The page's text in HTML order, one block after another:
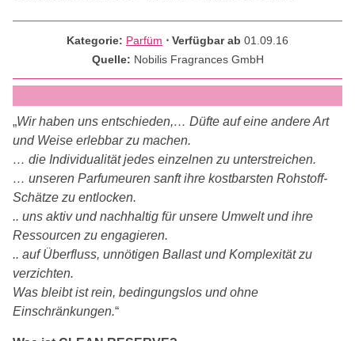
Kategorie: Parfüm ⋅ Verfügbar ab 01.09.16
Quelle: Nobilis Fragrances GmbH
„Wir haben uns entschieden,… Düfte auf eine andere Art
und Weise erlebbar zu machen.
… die Individualität jedes einzelnen zu unterstreichen.
… unseren Parfumeuren sanft ihre kostbarsten Rohstoff-
Schätze zu entlocken.
.. uns aktiv und nachhaltig für unsere Umwelt und ihre
Ressourcen zu engagieren.
.. auf Überfluss, unnötigen Ballast und Komplexität zu
verzichten.
Was bleibt ist rein, bedingungslos und ohne
Einschränkungen.“